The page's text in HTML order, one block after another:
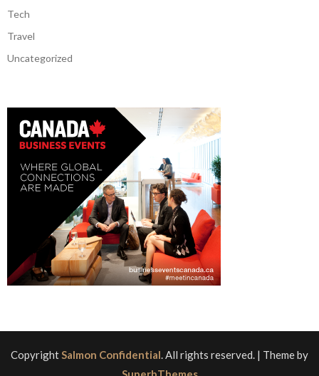
Tech
Travel
Uncategorized
CopyrightSalmon Confidential. All rights reserved. | Theme by